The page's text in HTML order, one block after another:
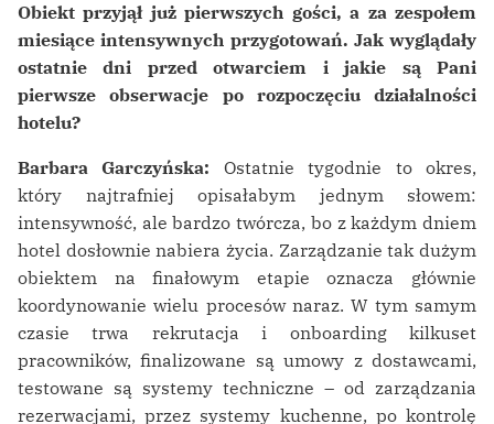
Obiekt przyjął już pierwszych gości, a za zespołem
miesiące intensywnych przygotowań. Jak wyglądały
ostatnie dni przed otwarciem i jakie są Pani
pierwsze obserwacje po rozpoczęciu działalności
hotelu?
Barbara Garczyńska: Ostatnie tygodnie to okres,
który najtrafniej opisałabym jednym słowem:
intensywność, ale bardzo twórcza, bo z każdym dniem
hotel dosłownie nabiera życia. Zarządzanie tak dużym
obiektem na finałowym etapie oznacza głównie
koordynowanie wielu procesów naraz. W tym samym
czasie trwa rekrutacja i onboarding kilkuset
pracowników, finalizowane są umowy z dostawcami,
testowane są systemy techniczne – od zarządzania
rezerwacjami, przez systemy kuchenne, po kontrolę